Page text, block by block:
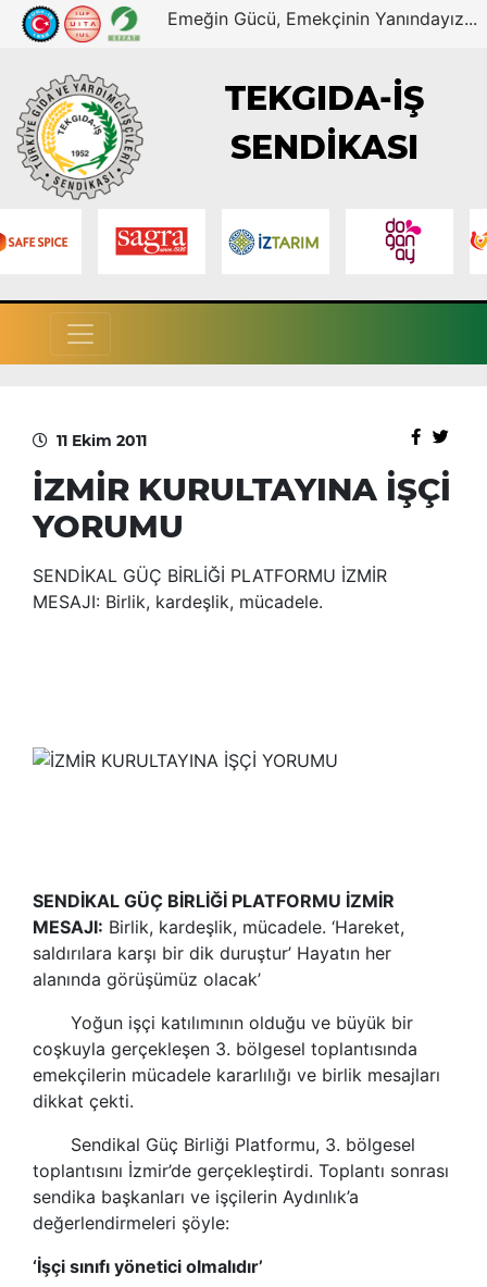
Emeğin Gücü, Emekçinin Yanındayız...
TEKGIDA-İŞ
SENDİKASI
11 Ekim 2011
İZMİR KURULTAYINA İŞÇİ
YORUMU
SENDİKAL GÜÇ BİRLİĞİ PLATFORMU İZMİR
MESAJI: Birlik, kardeşlik, mücadele.
SENDİKAL GÜÇ BİRLİĞİ PLATFORMU İZMİR
MESAJI: Birlik, kardeşlik, mücadele. ‘Hareket,
saldırılara karşı bir dik duruştur’ Hayatın her
alanında görüşümüz olacak’
Yoğun işçi katılımının olduğu ve büyük bir
coşkuyla gerçekleşen 3. bölgesel toplantısında
emekçilerin mücadele kararlılığı ve birlik mesajları
dikkat çekti.
Sendikal Güç Birliği Platformu, 3. bölgesel
toplantısını İzmir’de gerçekleştirdi. Toplantı sonrası
sendika başkanları ve işçilerin Aydınlık’a
değerlendirmeleri şöyle:
‘İşçi sınıfı yönetici olmalıdır’